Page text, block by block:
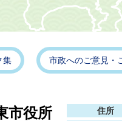
集 市政へのご意見・
市役所 住所